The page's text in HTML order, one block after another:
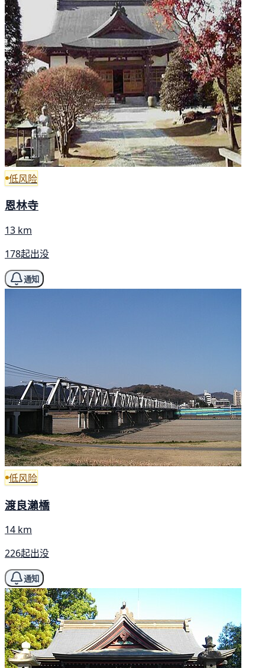
低风险
恩林寺
13 km
178起出没
通知
低风险
渡良瀨橋
14 km
226起出没
通知